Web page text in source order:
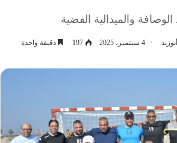
والميدالية الفضية
4 سبتمبر، 2025 197 دقيقة واحدة